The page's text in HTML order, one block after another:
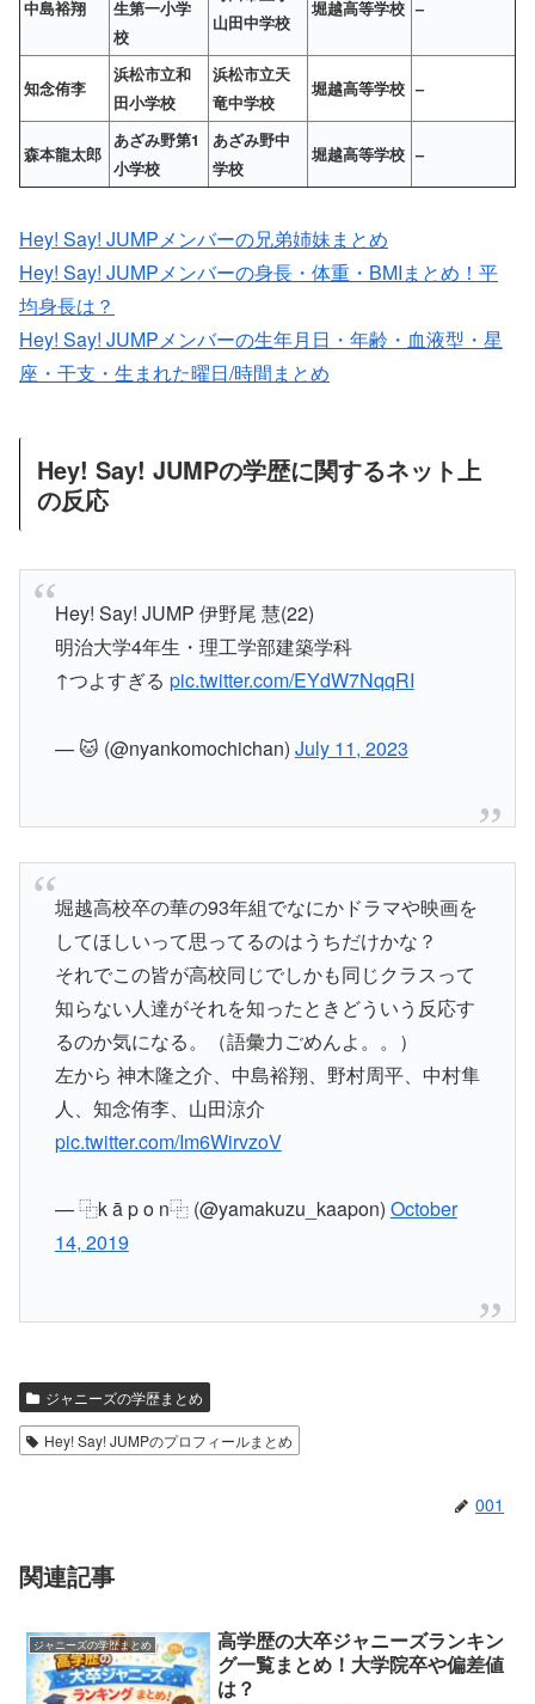
中島裕翔
生第一小学
校
山田中学校
堀越高等学校 –
知念侑李
浜松市立和
田小学校
浜松市立天
竜中学校
堀越高等学校 –
森本龍太郎
あざみ野第1
小学校
あざみ野中
学校
堀越高等学校 –
Hey! Say! JUMPメンバーの兄弟姉妹まとめ
Hey! Say! JUMPメンバーの身長・体重・BMIまとめ！平
均身長は？
Hey! Say! JUMPメンバーの生年月日・年齢・血液型・星
座・干支・生まれた曜日/時間まとめ
Hey! Say! JUMPの学歴に関するネット上
の反応
Hey! Say! JUMP 伊野尾 慧(22)
明治大学4年生・理工学部建築学科
↑つよすぎる pic.twitter.com/EYdW7NqqRI
— 🐱 (@nyankomochichan) July 11, 2023
堀越高校卒の華の93年組でなにかドラマや映画を
してほしいって思ってるのはうちだけかな？
それでこの皆が高校同じでしかも同じクラスって
知らない人達がそれを知ったときどういう反応す
るのか気になる。（語彙力ごめんよ。。）
左から 神木隆之介、中島裕翔、野村周平、中村隼
人、知念侑李、山田涼介
pic.twitter.com/Im6WirvzoV
— ⿻k ā p o n⿻ (@yamakuzu_kaapon) October
14, 2019
ジャニーズの学歴まとめ
Hey! Say! JUMPのプロフィールまとめ
001
関連記事
ジャニーズの学歴まとめ
高学歴の大卒ジャニーズランキン
グ一覧まとめ！大学院卒や偏差値
は？